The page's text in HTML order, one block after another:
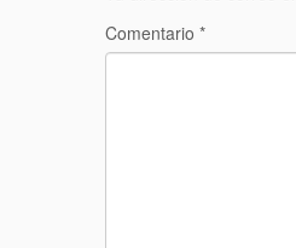
Comentario *